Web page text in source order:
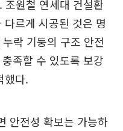
조원철 연세대 건설환
르게 시공된 것은 명
락 기둥의 구조 안전
족할 수 있도록 보강
했다.
안전성 확보는 가능하